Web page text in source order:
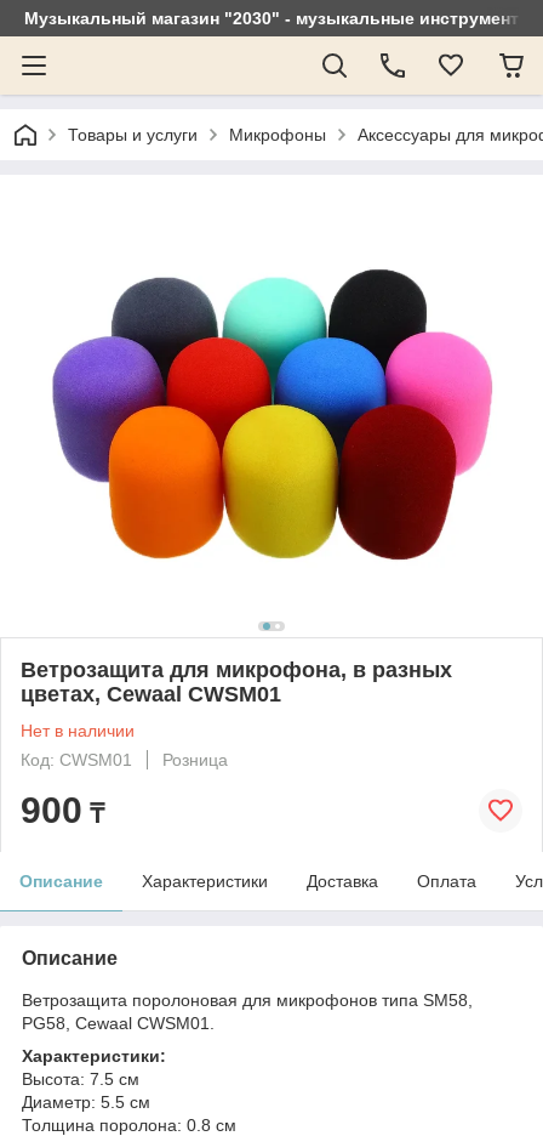
Музыкальный магазин "2030" - музыкальные
Товары и услуги Микрофоны Аксессуары для
Ветрозащита для микрофона, в разных
цветах, Cewaal CWSM01
Нет в наличии
Код: CWSM01
Розница
900 ₸
Описание Характеристики Доставка Оплата
Описание
Bетрозащита поролоновая для микрофонов типа SM58,
PG58, Cewaal CWSM01.
Характеристики:
Высота: 7.5 см
Диаметр: 5.5 см
Толщина поролона: 0.8 см